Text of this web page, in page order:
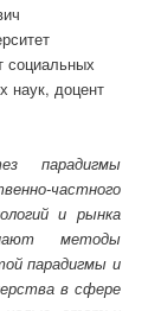
социальных
наук, доцент
парадигмы
частного
и рынка
методы
парадигмы и
в сфере